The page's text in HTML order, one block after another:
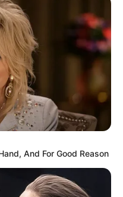
And For Good Reason